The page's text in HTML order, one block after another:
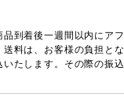
到着後一週間以内にアフ
料は、お客様の負担とな
たします。その際の振込